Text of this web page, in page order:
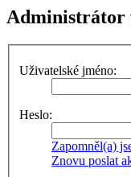
Administrátor
Uživatelské jméno:
Heslo:
Zapomněl(a)
Znovu poslat